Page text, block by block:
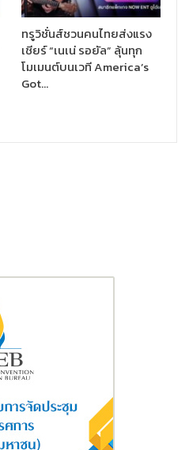
ทรูวิชั่นส์ชวนคนไทยส่งแรง
เชียร์ “เนเน่ รอยัล” ลุ้นทุก
โมเมนต์บนเวที America’s
Got…